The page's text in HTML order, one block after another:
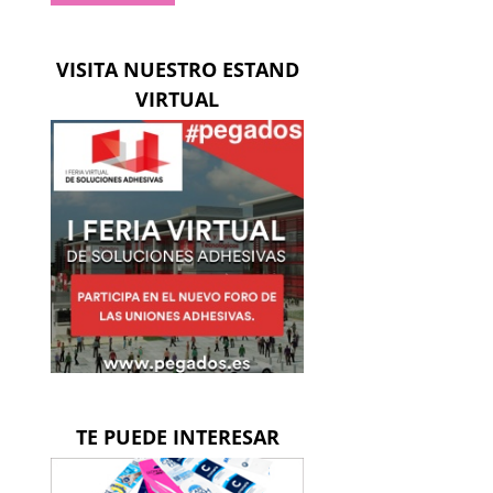
VISITA NUESTRO ESTAND
VIRTUAL
TE PUEDE INTERESAR